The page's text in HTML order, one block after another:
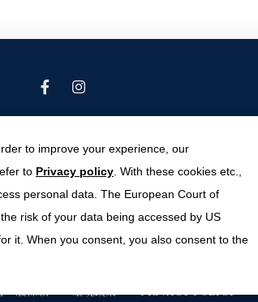
錦1-19-30,愛知縣,460-8608,日本
電話 +81-52-231-7711
關於名古屋觀光 大飯店 2026
一般條款 環境政策 PRIVACY POLICY
to improve your experience, our
to Privacy policy . With these cookies etc.,
personal data. The European Court of
risk of your data being accessed by US
it. When you consent, you also consent to the